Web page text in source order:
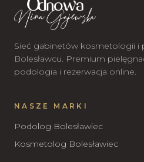
Sieć gabinetów kosmetologii i
Bolesławcu. Premium
podologia i rezerwacja online.
NASZE MARKI
Podolog Bolesławiec
Kosmetolog Bolesławiec